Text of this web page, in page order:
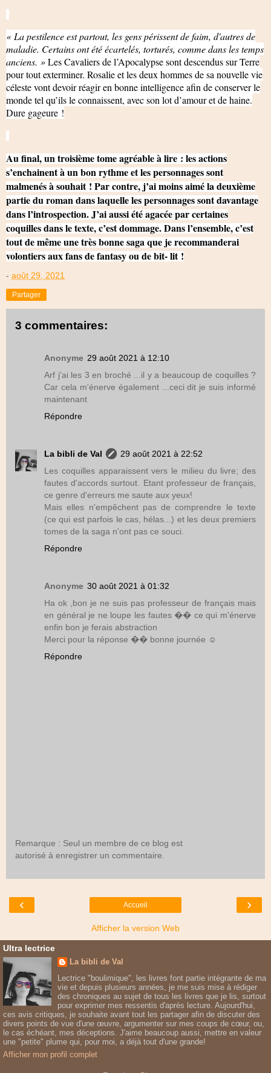
« La pestilence est partout, les gens périssent de faim, d'autres de
maladie. Certains ont été écartelés, torturés, comme dans les temps
anciens. »Les Cavaliers de l’Apocalypse sont descendus sur Terre
pour tout exterminer. Rosalie et les deux hommes de sa nouvelle vie
céleste vont devoir réagir en bonne intelligence afin de conserver le
monde tel qu’ils le connaissent, avec son lot d’amour et de haine.
Dure gageure !
Au final, un troisième tome agréable à lire : les actions
s’enchainent à un bon rythme et les personnages sont
malmenés à souhait ! Par contre, j’ai moins aimé la deuxième
partie du roman dans laquelle les personnages sont davantage
dans l’introspection. J’ai aussi été agacée par certaines
coquilles dans le texte, c’est dommage. Dans l’ensemble, c’est
tout de même une très bonne saga que je recommanderai
volontiers aux fans de fantasy ou de bit- lit !
- août 29, 2021
Partager
3 commentaires:
Anonyme 29 août 2021 à 12:10
Arf j'ai les 3 en broché ...il y a beaucoup de coquilles ?
Car cela m'énerve également ...ceci dit je suis informé
maintenant
Répondre
La bibli de Val
29 août 2021 à 22:52
Les coquilles apparaissent vers le milieu du livre; des
fautes d'accords surtout. Etant professeur de français,
ce genre d'erreurs me saute aux yeux!
Mais elles n'empêchent pas de comprendre le texte
(ce qui est parfois le cas, hélas...) et les deux premiers
tomes de la saga n'ont pas ce souci.
Répondre
Anonyme 30 août 2021 à 01:32
Ha ok ,bon je ne suis pas professeur de français mais
en général je ne loupe les fautes �� ce qui m'énerve
enfin bon je ferais abstraction
Merci pour la réponse �� bonne journée ☺️
Répondre
Remarque : Seul un membre de ce blog est
autorisé à enregistrer un commentaire.
‹ ›
Accueil
Afficher la version Web
Ultra lectrice
La bibli de Val
Lectrice "boulimique", les livres font partie intégrante de ma
vie et depuis plusieurs années, je me suis mise à rédiger
des chroniques au sujet de tous les livres que je lis, surtout
pour exprimer mes ressentis d'après lecture. Aujourd'hui,
ces avis critiques, je souhaite avant tout les partager afin de discuter des
divers points de vue d'une œuvre, argumenter sur mes coups de cœur, ou,
le cas échéant, mes déceptions. J'aime beaucoup aussi, mettre en valeur
une "petite" plume qui, pour moi, a déjà tout d'une grande!
Afficher mon profil complet